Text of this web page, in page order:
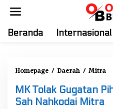
Beranda Internasional
Homepage / Daerah / Mitra
T
MK Tolak Gugatan
Sah Nahkodai Mitra